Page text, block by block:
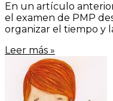
En un artículo
el examen de PMP
organizar el tiempo y
Leer más »